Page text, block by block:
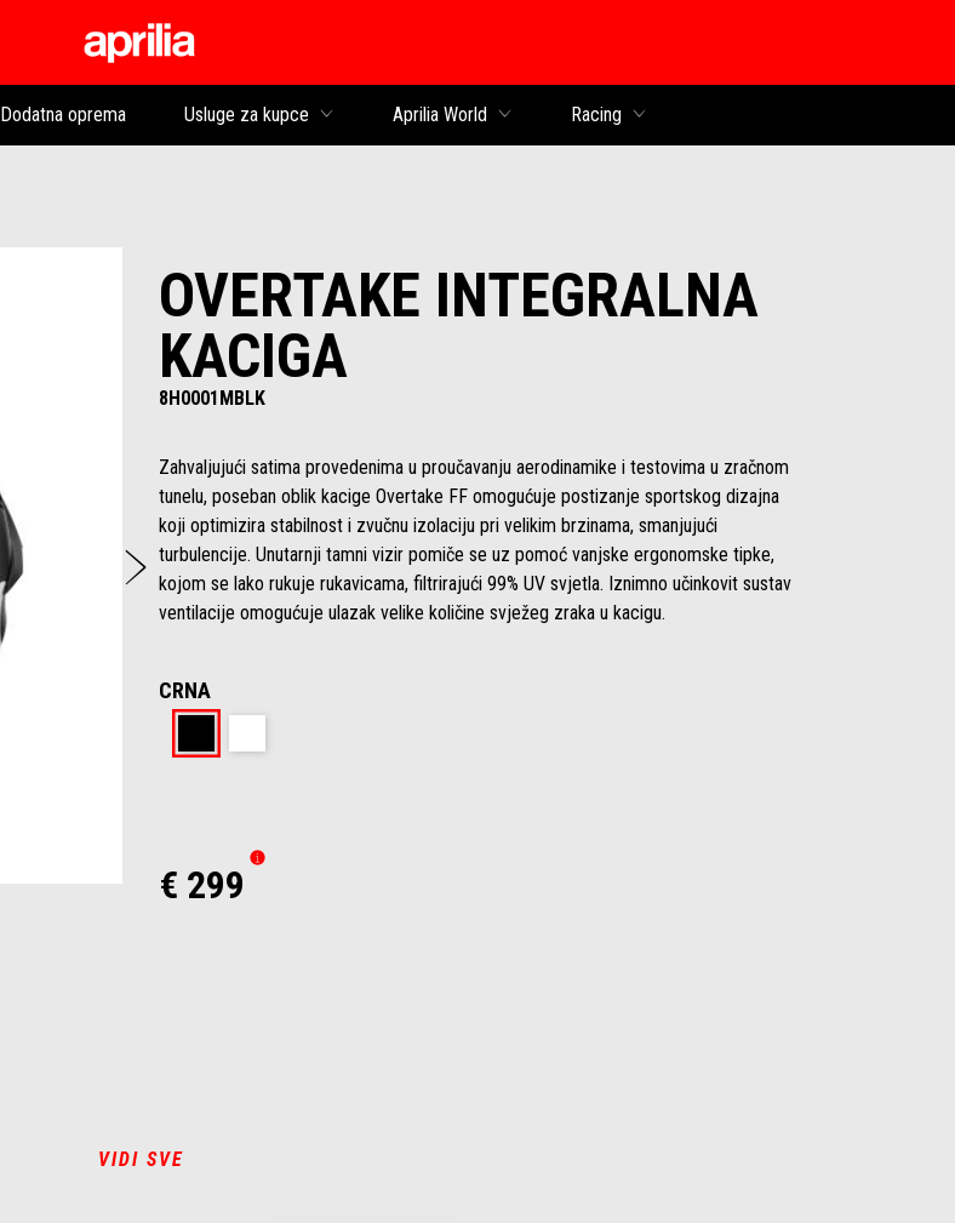
Dodatna oprema Usluge za kupce Aprilia World Racing
OVERTAKE INTEGRALNA
KACIGA
8H0001MBLK
Zahvaljujući satima provedenima u proučavanju aerodinamike i testovima u zračnom
tunelu, poseban oblik kacige Overtake FF omogućuje postizanje sportskog dizajna
koji optimizira stabilnost i zvučnu izolaciju pri velikim brzinama, smanjujući
turbulencije. Unutarnji tamni vizir pomiče se uz pomoć vanjske ergonomske tipke,
kojom se lako rukuje rukavicama, filtrirajući 99% UV svjetla. Iznimno učinkovit sustav
ventilacije omogućuje ulazak velike količine svježeg zraka u kacigu.
CRNA
Sljedeći
€ 299
VIDI SVE